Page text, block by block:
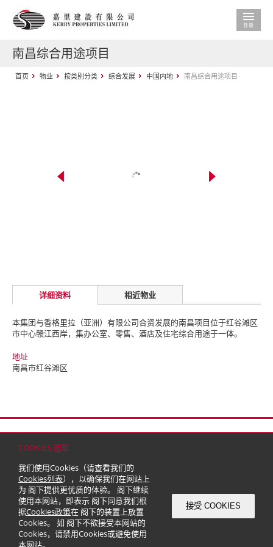
COOKIES 通知
我们使用Cookies（请查看我们的
Cookies列表），以确保我们在网站上
为 阁下提供更优质的体验。 阁下继续
使用本网站，即表示 阁下同意我们根
据Cookies政策在 阁下的装置上放置
Cookies。 如 阁下不欲接受本网站的
Cookies，请禁用Cookies或避免使用
本网站。
接受 COOKIES
南昌综合用途项目
首页 物业 按类别分类 综合发展 中国内地 南昌综合用途项目
详细资料 相近物业
本集团与香格里拉（亚洲）有限公司合资发展的南昌项目位于红谷滩区
市中心赣江西岸，集办公室、零售、酒店及住宅综合用途于一体。
地址
南昌市红谷滩区
© 2026 嘉里建设有限公司 (于百慕达注册成立之有限公司)